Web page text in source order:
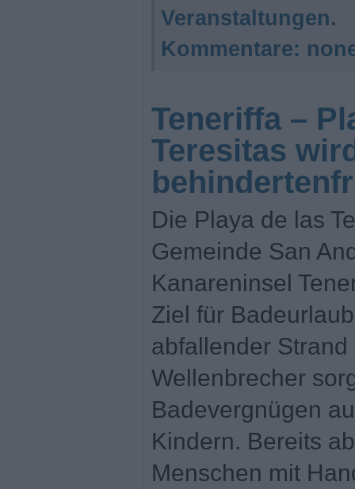
Veranstaltungen.
Kommentare:
Teneriffa –
Teresitas
Die Playa de las
Gemeinde San
Kanareninsel
Ziel für
abfallender
Wellenbrecher
Badevergnügen
Kindern. Bereits
Menschen mit